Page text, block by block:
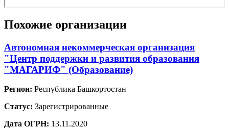
Похожие организации
Автономная некоммерческая организация
"Центр поддержки и развития образования
"МАГАРИФ" (Образование)
Регион: Республика Башкортостан
Статус: Зарегистрированные
Дата ОГРН: 13.11.2020